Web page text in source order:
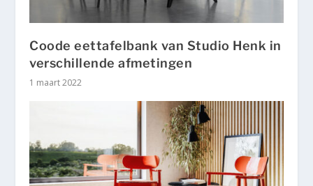
Coode eettafelbank van Studio Henk in
verschillende afmetingen
1 maart 2022